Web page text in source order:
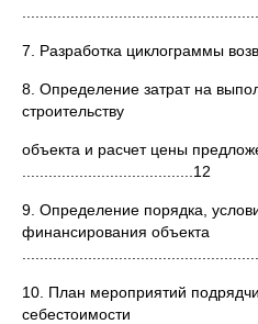
7. Разработка циклограммы
8. Определение затрат на
строительству
объекта и расчет цены
.......................................12
9. Определение порядка,
финансирования объекта
10. План мероприятий
себестоимости